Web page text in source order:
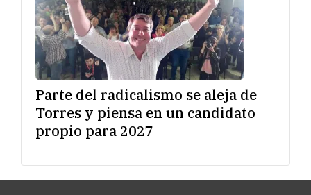
Parte del radicalismo se aleja de
Torres y piensa en un candidato
propio para 2027